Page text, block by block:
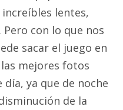
lentes,
con lo que nos
sacar el juego en
mejores fotos
ya que de noche
de la